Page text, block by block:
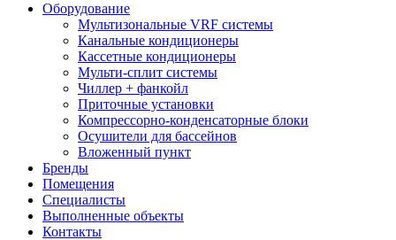
Оборудование
Мультизональные VRF системы
Канальные кондиционеры
Кассетные кондиционеры
Мульти-сплит системы
Чиллер + фанкойл
Приточные установки
Компрессорно-конденсаторные блоки
Осушители для бассейнов
Вложенный пункт
Бренды
Помещения
Специалисты
Выполненные объекты
Контакты